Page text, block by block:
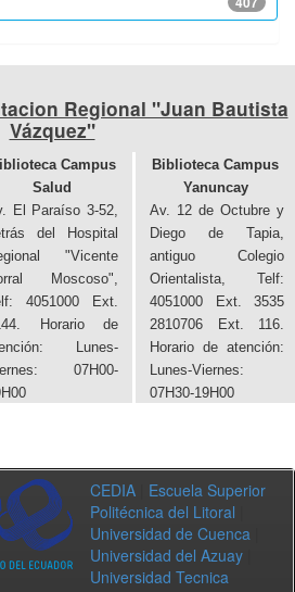
Regional "Juan Bautista
Vázquez"
Campus
Salud
Biblioteca Campus
Yanuncay
El Paraíso 3-52,
del Hospital
"Vicente
Moscoso",
4051000 Ext.
Horario de
Lunes-
07H00-
Av. 12 de Octubre y
Diego de Tapia,
antiguo Colegio
Orientalista, Telf:
4051000 Ext. 3535
2810706 Ext. 116.
Horario de atención:
Lunes-Viernes:
07H30-19H00
CEDIA
Escuela Superior
Politécnica del Litoral
Universidad de Cuenca
Universidad del Azuay
Universidad Tecnica